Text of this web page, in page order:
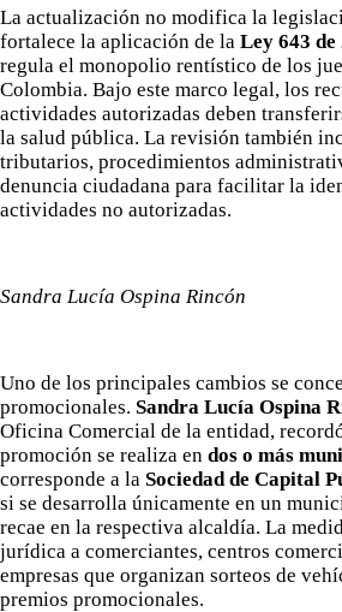
La actualización no modifica la
fortalece la aplicación de la Ley 643 de
regula el monopolio rentístico de los
Colombia. Bajo este marco legal, los
actividades autorizadas deben
la salud pública. La revisión también
tributarios, procedimientos
denuncia ciudadana para facilitar la
actividades no autorizadas.
Sandra Lucía Ospina Rincón
Uno de los principales cambios se
promocionales. Sandra Lucía Ospina
Oficina Comercial de la entidad,
promoción se realiza en dos o más
corresponde a la Sociedad de Capital
si se desarrolla únicamente en un
recae en la respectiva alcaldía. La
jurídica a comerciantes, centros
empresas que organizan sorteos de
premios promocionales.
MVE